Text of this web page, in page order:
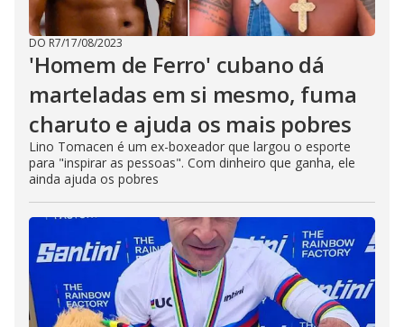
DO R7/17/08/2023
'Homem de Ferro' cubano dá
marteladas em si mesmo, fuma
charuto e ajuda os mais pobres
Lino Tomacen é um ex-boxeador que largou o esporte
para "inspirar as pessoas". Com dinheiro que ganha, ele
ainda ajuda os pobres